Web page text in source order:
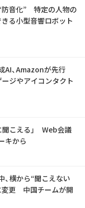
防音化” 特定の人物の
る小型音響ロボット
AI、Amazonが先行
ジやアイコンタクト
聞こえる」 Web会議
キから
横から“聞こえない
更 中国チームが開